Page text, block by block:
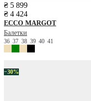
₴ 5 899
₴ 4 424
ECCO MARGOT
Балетки
36 37 38 39 40 41
−30%